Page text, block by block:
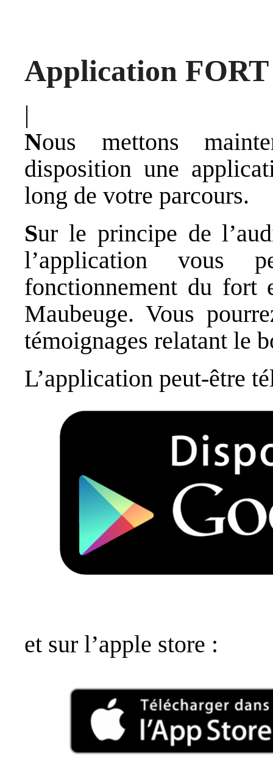
Application
|
Nous mettons
disposition une
long de votre parcours.
Sur le principe de
l’application vous
fonctionnement du fort
Maubeuge. Vous
témoignages relatant le
L’application peut-être
et sur l’apple store :